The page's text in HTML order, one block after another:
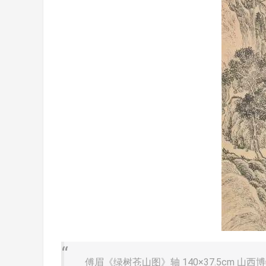
傅眉《绿树苍山图》轴 140×37.5cm 山西